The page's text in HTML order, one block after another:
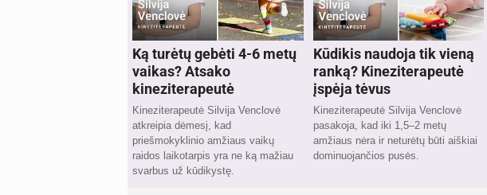
Ką turėtų gebėti 4-6 metų
vaikas? Atsako
kineziterapeutė
Kineziterapeutė Silvija Venclovė
atkreipia dėmesį, kad
priešmokyklinio amžiaus vaikų
raidos laikotarpis yra ne ką mažiau
svarbus už kūdikystę.
Kūdikis naudoja tik vieną
ranką? Kineziterapeutė
įspėja tėvus
Kineziterapeutė Silvija Venclovė
pasakoja, kad iki 1,5–2 metų
amžiaus nėra ir neturėtų būti aiškiai
dominuojančios pusės.